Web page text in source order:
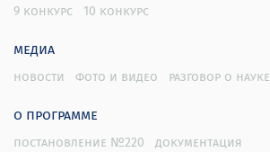
9 конкурс
10 конкурс
медиа
новости фото и видео разговор о науке
о программе
постановление №220 документация